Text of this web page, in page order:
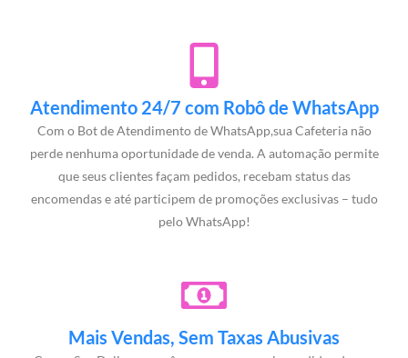
Atendimento 24/7 com Robô de WhatsApp
Com o Bot de Atendimento de WhatsApp,sua Cafeteria não
perde nenhuma oportunidade de venda. A automação permite
que seus clientes façam pedidos, recebam status das
encomendas e até participem de promoções exclusivas – tudo
pelo WhatsApp!
Mais Vendas, Sem Taxas Abusivas